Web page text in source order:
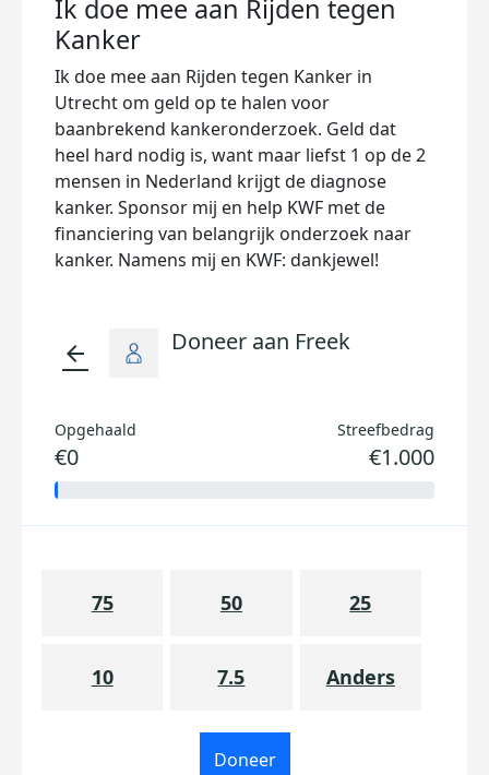
Ik doe mee aan Rijden tegen
Kanker
Ik doe mee aan Rijden tegen Kanker in
Utrecht om geld op te halen voor
baanbrekend kankeronderzoek. Geld dat
heel hard nodig is, want maar liefst 1 op de 2
mensen in Nederland krijgt de diagnose
kanker. Sponsor mij en help KWF met de
financiering van belangrijk onderzoek naar
kanker. Namens mij en KWF: dankjewel!
arrow_back Doneer aan Freek
Opgehaald
€0
Streefbedrag
€1.000
75 50 25
10 7.5 Anders
Doneer